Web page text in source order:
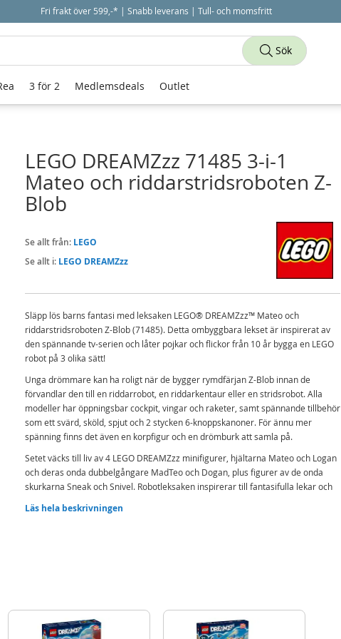
Fri frakt över 599,-* | Snabb leverans | Tull- och momsfritt
LEGO DREAMZzz 71485 3-i-1
Mateo och riddarstridsroboten Z-
Blob
Se allt från: LEGO
Se allt i: LEGO DREAMZzz
Släpp lös barns fantasi med leksaken LEGO® DREAMZzz™ Mateo och
riddarstridsroboten Z-Blob (71485). Detta ombyggbara lekset är inspirerat av
den spännande tv-serien och låter pojkar och flickor från 10 år bygga en LEGO
robot på 3 olika sätt!
Unga drömmare kan ha roligt när de bygger rymdfärjan Z-Blob innan de
förvandlar den till en riddarrobot, en riddarkentaur eller en stridsrobot. Alla
modeller har öppningsbar cockpit, vingar och raketer, samt spännande tillbehör
som ett svärd, sköld, spjut och 2 stycken 6-knoppskanoner. För ännu mer
spänning finns det även en korpfigur och en drömburk att samla på.
Setet väcks till liv av 4 LEGO DREAMZzz minifigurer, hjältarna Mateo och Logan
och deras onda dubbelgångare MadTeo och Dogan, plus figurer av de onda
skurkarna Sneak och Snivel. Robotleksaken inspirerar till fantasifulla lekar och
sig i äventyret och bli hjältar i drömriket.
plus en drömburk att samla på
4 minifigurer – Setet innehåller Mateo och Logan, deras onda
Läs hela beskrivningen
Sök
3 för 2 Medlemsdeals Outlet